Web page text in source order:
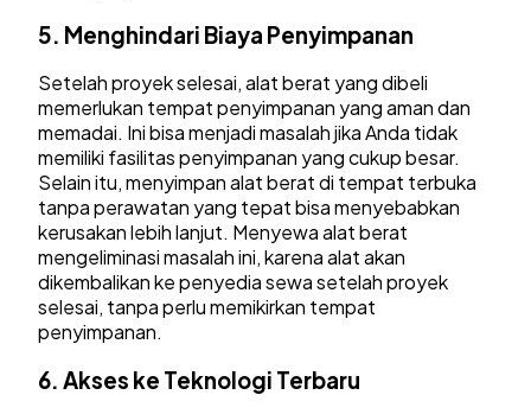
5. Menghindari Biaya Penyimpanan
Setelah proyek selesai, alat berat yang dibeli
memerlukan tempat penyimpanan yang aman dan
memadai. Ini bisa menjadi masalah jika Anda tidak
memiliki fasilitas penyimpanan yang cukup besar.
Selain itu, menyimpan alat berat di tempat terbuka
tanpa perawatan yang tepat bisa menyebabkan
kerusakan lebih lanjut. Menyewa alat berat
mengeliminasi masalah ini, karena alat akan
dikembalikan ke penyedia sewa setelah proyek
selesai, tanpa perlu memikirkan tempat
penyimpanan.
6. Akses ke Teknologi Terbaru